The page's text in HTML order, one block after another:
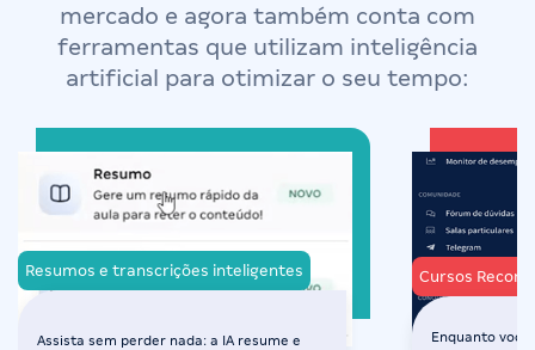
mercado e agora também conta com
ferramentas que utilizam inteligência
artificial para otimizar o seu tempo:
Resumos e transcrições inteligentes
Assista sem perder nada: a IA resume e
Cursos
Enquanto